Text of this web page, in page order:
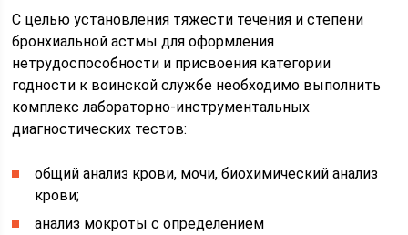
С целью установления тяжести течения и степени
бронхиальной астмы для оформления
нетрудоспособности и присвоения категории
годности к воинской службе необходимо выполнить
комплекс лабораторно-инструментальных
диагностических тестов:
общий анализ крови, мочи, биохимический анализ
крови;
анализ мокроты с определением